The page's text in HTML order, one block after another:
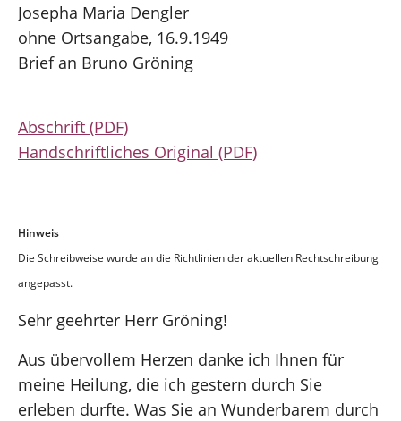
Josepha Maria Dengler
ohne Ortsangabe, 16.9.1949
Brief an Bruno Gröning
Abschrift (PDF)
Handschriftliches Original (PDF)
Hinweis
Die Schreibweise wurde an die Richtlinien der aktuellen Rechtschreibung
angepasst.
Sehr geehrter Herr Gröning!
Aus übervollem Herzen danke ich Ihnen für
meine Heilung, die ich gestern durch Sie
erleben durfte. Was Sie an Wunderbarem durch